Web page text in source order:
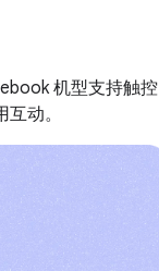
机型支持触控
动。